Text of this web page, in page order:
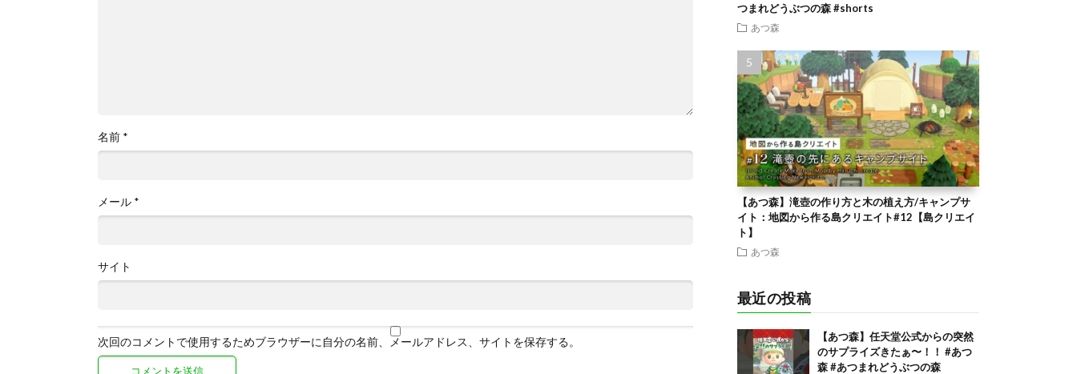
名前 *
メール *
サイト
次回のコメントで使用するためブラウザーに自分の名前、メールアドレス、サイトを保存する。
つまれどうぶつの森 #shorts
あつ森
【あつ森】滝壺の作り方と木の植え方/キャンプサ
イト：地図から作る島クリエイト#12【島クリエイ
ト】
あつ森
最近の投稿
【あつ森】任天堂公式からの突然
のサプライズきたぁ〜！！ #あつ
森 #あつまれどうぶつの森